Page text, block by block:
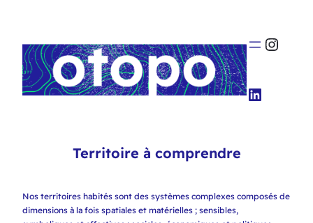
Territoire à comprendre
Nos territoires habités sont des systèmes complexes composés de
dimensions à la fois spatiales et matérielles ; sensibles,